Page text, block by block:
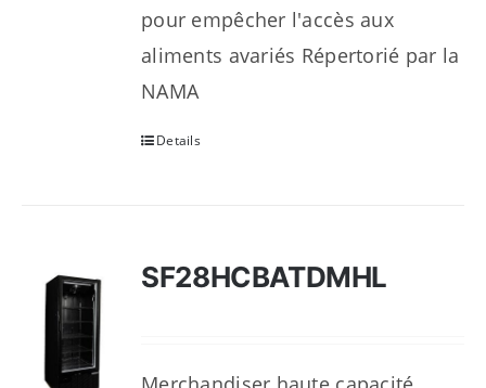
pour empêcher l'accès aux
aliments avariés Répertorié par la
NAMA
Details
SF28HCBATDMHL